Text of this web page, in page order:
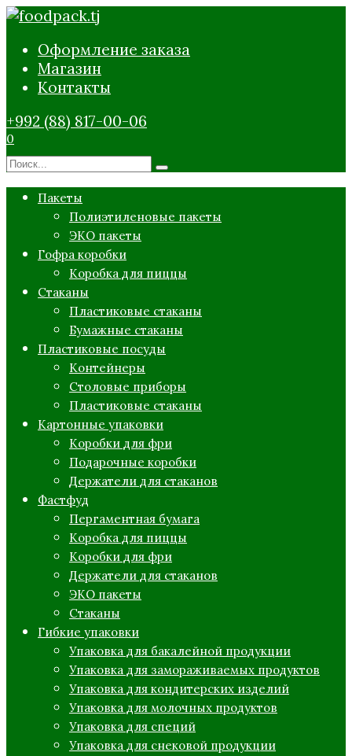
Перейти
содержанию
Оформление заказа
Магазин
Контакты
+992 (88) 817-00-06
0
Search
Пакеты
Полиэтиленовые пакеты
ЭКО пакеты
Гофра коробки
Коробка для пиццы
Стаканы
Пластиковые стаканы
Бумажные стаканы
Пластиковые посуды
Контейнеры
Столовые приборы
Пластиковые стаканы
Картонные упаковки
Коробки для фри
Подарочные коробки
Держатели для стаканов
Фастфуд
Пергаментная бумага
Коробка для пиццы
Коробки для фри
Держатели для стаканов
ЭКО пакеты
Стаканы
Гибкие упаковки
Упаковка для бакалейной продукции
Упаковка для замораживаемых продуктов
Упаковка для кондитерских изделий
Упаковка для молочных продуктов
Упаковка для специй
Упаковка для снековой продукции